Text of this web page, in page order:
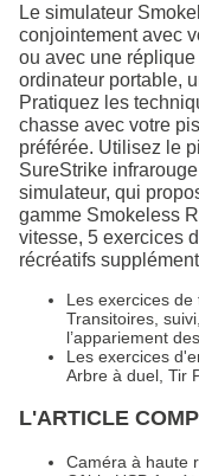
Le simulateur
conjointement avec
ou avec une réplique
ordinateur portable,
Pratiquez les
chasse avec votre
préférée. Utilisez le
SureStrike
simulateur, qui
gamme Smokeless
vitesse, 5 exercices
récréatifs
Les exercices
Transitoires,
l’appariement
Les exercices
Arbre à duel, Tir
L'ARTICLE
Caméra à haute